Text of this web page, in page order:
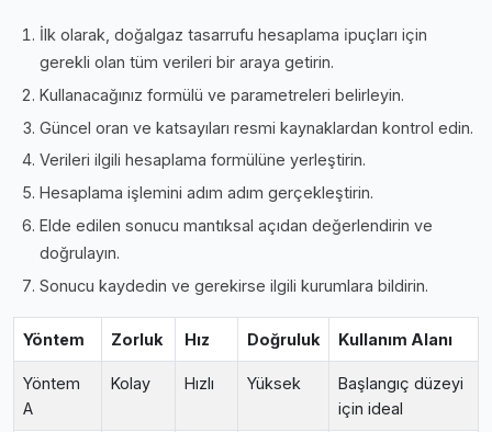
İlk olarak, doğalgaz tasarrufu hesaplama i̇puçları için
gerekli olan tüm verileri bir araya getirin.
Kullanacağınız formülü ve parametreleri belirleyin.
Güncel oran ve katsayıları resmi kaynaklardan kontrol edin.
Verileri ilgili hesaplama formülüne yerleştirin.
Hesaplama işlemini adım adım gerçekleştirin.
Elde edilen sonucu mantıksal açıdan değerlendirin ve
doğrulayın.
Sonucu kaydedin ve gerekirse ilgili kurumlara bildirin.
Yöntem Zorluk Hız Doğruluk Kullanım Alanı
Yöntem
A
Kolay Hızlı Yüksek
Başlangıç düzeyi
için ideal